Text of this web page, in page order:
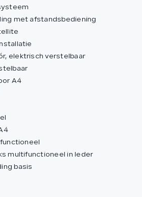
met afstandsbediening
elektrisch verstelbaar
A4
multifunctioneel in leder
basis